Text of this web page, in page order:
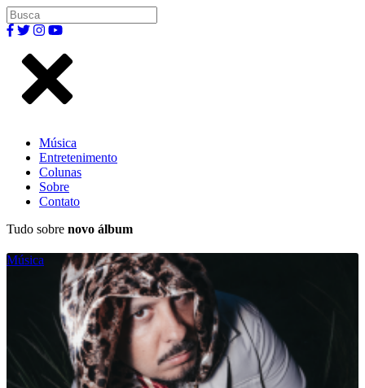
Música
Entretenimento
Colunas
Sobre
Contato
Tudo sobre novo álbum
Música